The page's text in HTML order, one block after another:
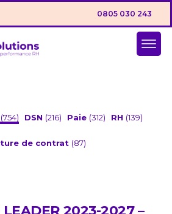
0805 030 243
(754) DSN (216) Paie (312) RH (139)
de contrat (87)